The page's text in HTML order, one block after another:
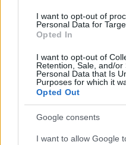
I want to opt-out of
Personal Data for
Opted In
I want to opt-out of
Retention, Sale, and/or
Personal Data that Is
Purposes for which it
Opted Out
Google consents
I want to allow Google
Νότιο Πήλιο οι
Σύστημα των
οποίος είχε
διανυκτέρευσε, κατά
την επομένη
τον παρέλαβε η